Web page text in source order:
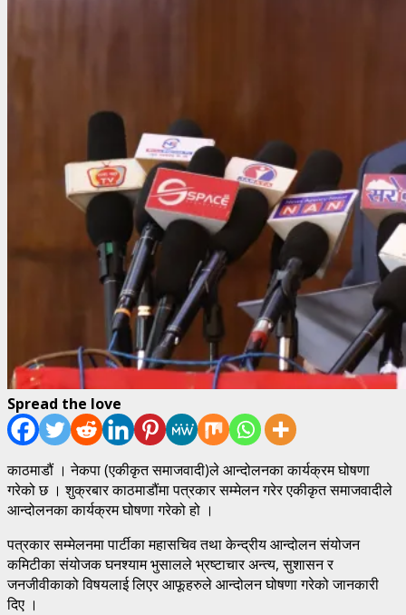
Spread the love
काठमाडौं । नेकपा (एकीकृत समाजवादी)ले आन्दोलनका कार्यक्रम घोषणा
गरेको छ । शुक्रबार काठमाडौंमा पत्रकार सम्मेलन गरेर एकीकृत समाजवादीले
आन्दोलनका कार्यक्रम घोषणा गरेको हो ।
पत्रकार सम्मेलनमा पार्टीका महासचिव तथा केन्द्रीय आन्दोलन संयोजन
कमिटीका संयोजक घनश्याम भुसालले भ्रष्टाचार अन्त्य, सुशासन र
जनजीवीकाको विषयलाई लिएर आफूहरुले आन्दोलन घोषणा गरेको जानकारी
दिए ।